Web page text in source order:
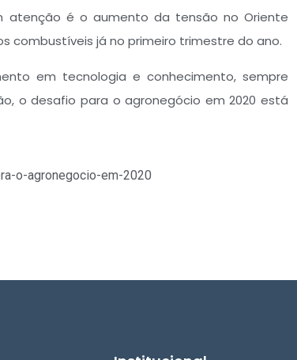
atenção é o aumento da tensão no Oriente
combustíveis já no primeiro trimestre do ano.
em tecnologia e conhecimento, sempre
o desafio para o agronegócio em 2020 está
o-agronegocio-em-2020